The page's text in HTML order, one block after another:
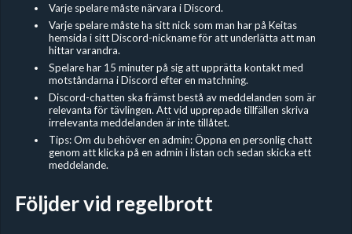
Varje spelare måste närvara i Discord.
Varje spelare måste ha sitt nick som man har på Keitas
hemsida i sitt Discord-nickname för att underlätta att man
hittar varandra.
Spelare har 15 minuter på sig att upprätta kontakt med
motståndarna i Discord efter en matchning.
Discord-chatten ska främst bestå av meddelanden som är
relevanta för tävlingen. Att vid upprepade tillfällen skriva
irrelevanta meddelanden är inte tillåtet.
Tips: Om du behöver en admin: Öppna en personlig chatt
genom att klicka på en admin i listan och sedan skicka ett
meddelande.
Följder vid regelbrott